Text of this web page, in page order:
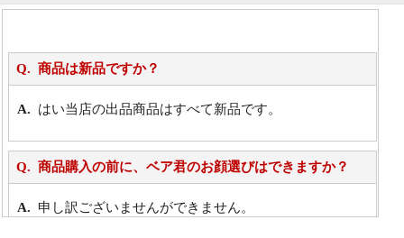
商品は新品ですか？
はい当店の出品商品はすべて新品です。
商品購入の前に、ベア君のお顔選びはできますか？
申し訳ございませんができません。